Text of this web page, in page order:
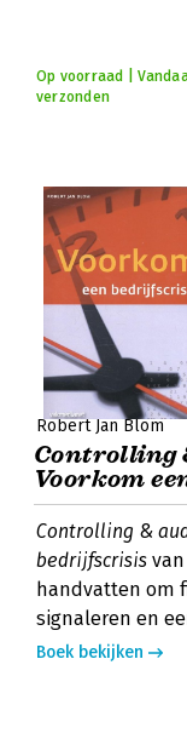
Op voorraad |
verzonden
Robert Jan Blom
Controlling
Voorkom
Controlling &
bedrijfscrisis
handvatten om
signaleren en
Boek bekijken